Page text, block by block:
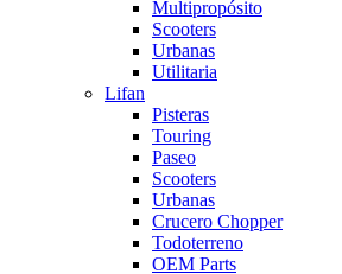
Multipropósito
Scooters
Urbanas
Utilitaria
Lifan
Pisteras
Touring
Paseo
Scooters
Urbanas
Crucero Chopper
Todoterreno
OEM Parts